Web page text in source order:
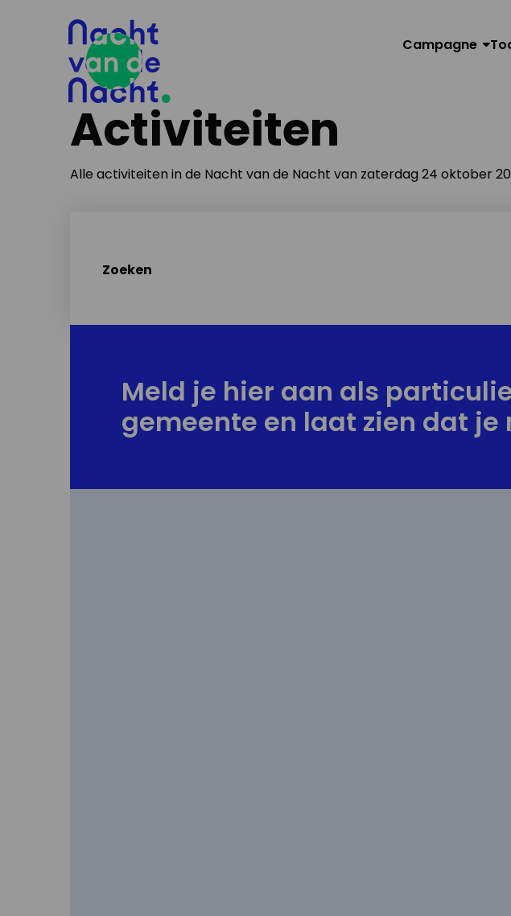
Campagne
Activiteiten
Alle activiteiten in de Nacht van de Nacht van zaterdag 24 oktober
Zoeken
Meld je hier aan als
gemeente en laat zien dat je